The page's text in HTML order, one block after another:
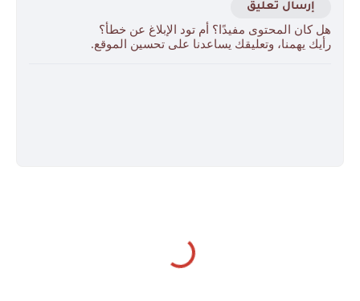
إرسال تعليق
هل كان المحتوى مفيدًا؟ أم تود الإبلاغ عن خطأ؟
رأيك يهمنا، وتعليقك يساعدنا على تحسين الموقع.